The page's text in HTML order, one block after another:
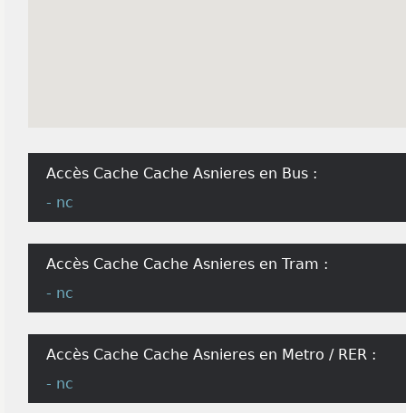
Accès Cache Cache Asnieres en Bus :
- nc
Accès Cache Cache Asnieres en Tram :
- nc
Accès Cache Cache Asnieres en Metro / RER :
- nc